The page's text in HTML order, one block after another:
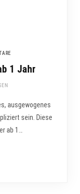
1 Jahr
ausgewogenes
sein. Diese
ab 1…